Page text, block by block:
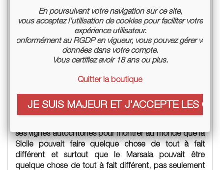
Domaine Marco De Bartoli
à cette époque qu'il fallait prendre du recul et revenir
ses vignes autochtones pour montrer au monde que la
Sicile pouvait faire quelque chose de tout à fait
différent et surtout que le Marsala pouvait être
quelque chose de tout à fait différent, pas seulement
En poursuivant votre navigation sur ce site,
vous acceptez l’utilisation de cookies pour faciliter votre
expérience utilisateur.
Conformément au RGDP en vigueur, vous pouvez gérer vos
données dans votre compte.
Vous certifiez avoir 18 ans ou plus.
Quitter la boutique
JE SUIS MAJEUR ET J'ACCEPTE LES